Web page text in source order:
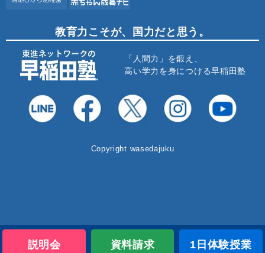
教育力こそが、国力だと思う。
「人間力」を鍛え、
高い学力を身につける早稲田塾
Copyright wasedajuku
説明会 資料請求 1日体験授業